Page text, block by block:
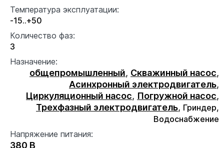
Температура эксплуатации:
-15..+50
Количество фаз:
3
Назначение:
общепромышленный, Скважинный насос,
Асинхронный электродвигатель,
Циркуляционный насос, Погружной насос,
Трехфазный электродвигатель, Гриндер,
Водоснабжение
Напряжение питания:
380 В